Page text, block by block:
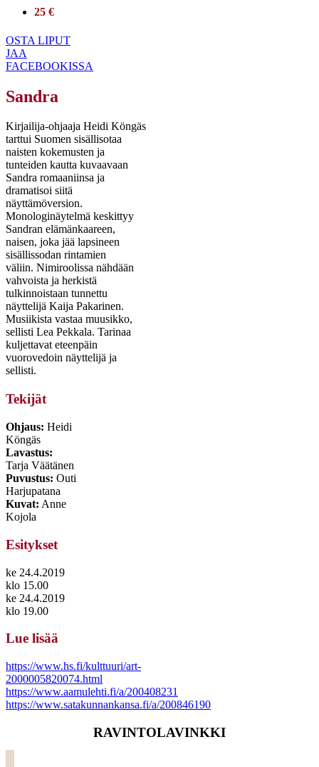
25 €
OSTA LIPUT
JAA
FACEBOOKISSA
Sandra
Kirjailija-ohjaaja Heidi Köngäs
tarttui Suomen sisällisotaa
naisten kokemusten ja
tunteiden kautta kuvaavaan
Sandra romaaniinsa ja
dramatisoi siitä
näyttämöversion.
Monologinäytelmä keskittyy
Sandran elämänkaareen,
naisen, joka jää lapsineen
sisällissodan rintamien
väliin. Nimiroolissa nähdään
vahvoista ja herkistä
tulkinnoistaan tunnettu
näyttelijä Kaija Pakarinen.
Musiikista vastaa muusikko,
sellisti Lea Pekkala. Tarinaa
kuljettavat eteenpäin
vuorovedoin näyttelijä ja
sellisti.
Tekijät
Ohjaus: Heidi
Köngäs
Lavastus:
Tarja Väätänen
Puvustus: Outi
Harjupatana
Kuvat: Anne
Kojola
Esitykset
ke 24.4.2019
klo 15.00
ke 24.4.2019
klo 19.00
Lue lisää
https://www.hs.fi/kulttuuri/art-
2000005820074.html
https://www.aamulehti.fi/a/200408231
https://www.satakunnankansa.fi/a/200846190
RAVINTOLAVINKKI